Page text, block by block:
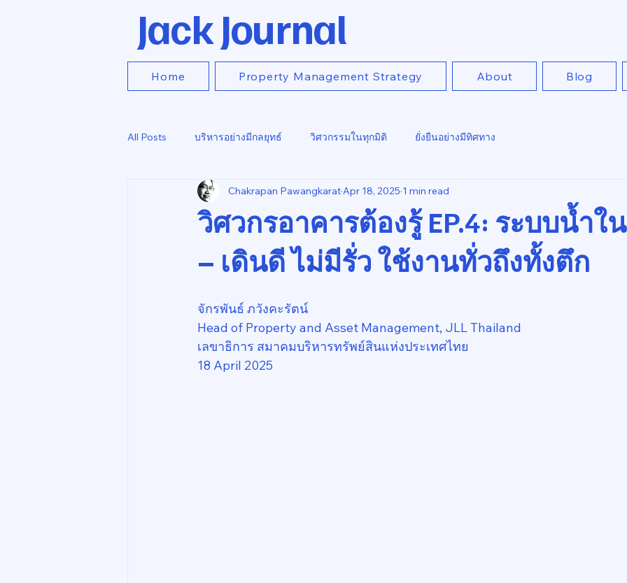
Jack Journal
Home Property Management Strategy About Blog
All Posts บริหารอย่างมีกลยุทธ์ วิศวกรรมในทุกมิติ ยั่งยืนอย่างมีทิศทาง
วิศวกรอาคารต้องรู้ EP.4: ระบบน้ำใ
– เดินดี ไม่มีรั่ว ใช้งานทั่วถึงทั้งตึก
Chakrapan Pawangkarat Apr 18, 2025 1 min read
จักรพันธ์ ภวังคะรัตน์
Head of Property and Asset Management, JLL Thailand
เลขาธิการ สมาคมบริหารทรัพย์สินแห่งประเทศไทย
18 April 2025